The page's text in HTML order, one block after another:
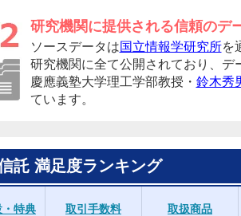
研究機関に提供される信頼のデ
ソースデータは国立情報学研究所を
研究機関に全て公開されており、デ
慶應義塾大学理工学部教授・ 鈴木秀
ています。
託 満足度ランキング
・特典 取引手数料 取扱商品